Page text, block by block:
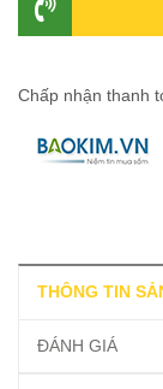
Chấp nhận thanh
THÔNG TIN
ĐÁNH GIÁ